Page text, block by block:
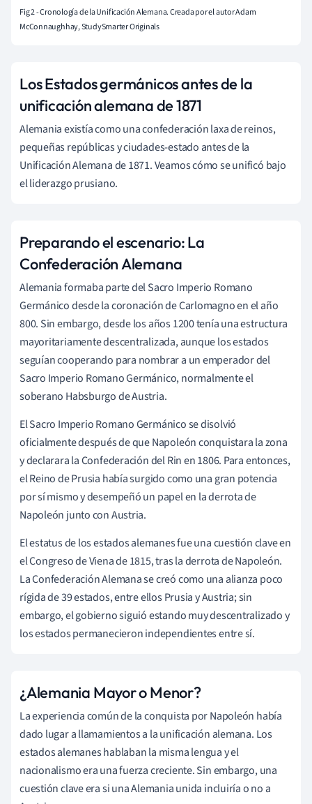
Fig 2 - Cronología de la Unificación Alemana. Creada por el autor Adam
McConnaughhay, StudySmarter Originals
Los Estados germánicos antes de la
unificación alemana de 1871
Alemania existía como una confederación laxa de reinos,
pequeñas repúblicas y ciudades-estado antes de la
Unificación Alemana de 1871. Veamos cómo se unificó bajo
el liderazgo prusiano.
Preparando el escenario: La
Confederación Alemana
Alemania formaba parte del Sacro Imperio Romano
Germánico desde la coronación de Carlomagno en el año
800. Sin embargo, desde los años 1200 tenía una estructura
mayoritariamente descentralizada, aunque los estados
seguían cooperando para nombrar a un emperador del
Sacro Imperio Romano Germánico, normalmente el
soberano Habsburgo de Austria.
El Sacro Imperio Romano Germánico se disolvió
oficialmente después de que Napoleón conquistara la zona
y declarara la Confederación del Rin en 1806. Para entonces,
el Reino de Prusia había surgido como una gran potencia
por sí mismo y desempeñó un papel en la derrota de
Napoleón junto con Austria.
El estatus de los estados alemanes fue una cuestión clave en
el Congreso de Viena de 1815, tras la derrota de Napoleón.
La Confederación Alemana se creó como una alianza poco
rígida de 39 estados, entre ellos Prusia y Austria; sin
embargo, el gobierno siguió estando muy descentralizado y
los estados permanecieron independientes entre sí.
¿Alemania Mayor o Menor?
La experiencia común de la conquista por Napoleón había
dado lugar a llamamientos a la unificación alemana. Los
estados alemanes hablaban la misma lengua y el
nacionalismo era una fuerza creciente. Sin embargo, una
cuestión clave era si una Alemania unida incluiría o no a